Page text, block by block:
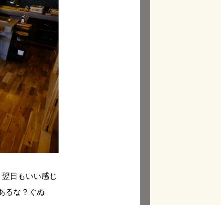
日もいい感じ
るな？ぐぬ